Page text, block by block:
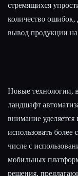
стремящихся
количество
вывод продукции
Новые технологии,
ландшафт
внимание
использовать
числе с
мобильных
решения,